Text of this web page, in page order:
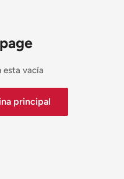
esta vacía
principal